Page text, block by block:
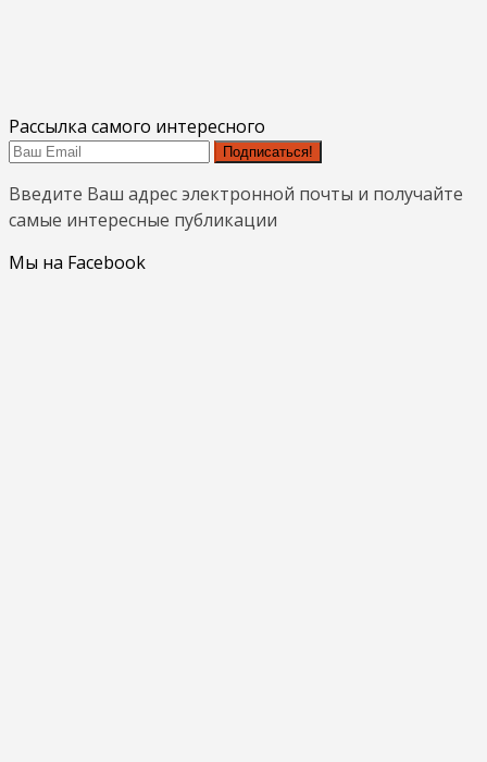
Рассылка самого интересного
Подписаться!
Введите Ваш адрес электронной почты и получайте
самые интересные публикации
Мы на Facebook